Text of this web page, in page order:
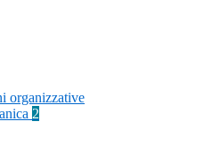
organizzative
2